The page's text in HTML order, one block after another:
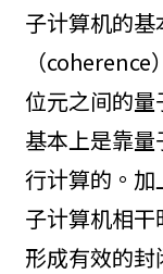
子计算机的
（
位元之间的
基本上是靠
行计算的。
子计算机相
形成有效的